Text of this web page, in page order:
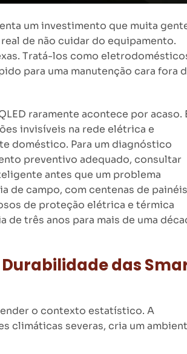
um investimento que muita
de não cuidar do equipamento.
Tratá-los como
para uma manutenção cara fora
raramente acontece por acaso.
invisíveis na rede elétrica e
doméstico. Para um diagnóstico
preventivo adequado, consultar
antes que um problema
de campo, com centenas de painéis
de proteção elétrica e térmica
três anos para mais de uma
Durabilidade das
o contexto estatístico. A
climáticas severas, cria um